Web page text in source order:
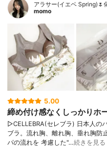
アラサー(イエベ Spring)🌷
momo
5.00
締め付け感なくしっかりホ
▷CELLEBRA(セレブラ) 日本人の
ブラ。流れ胸、離れ胸、垂れ胸防
パの流れを 考慮した"…続きを見る